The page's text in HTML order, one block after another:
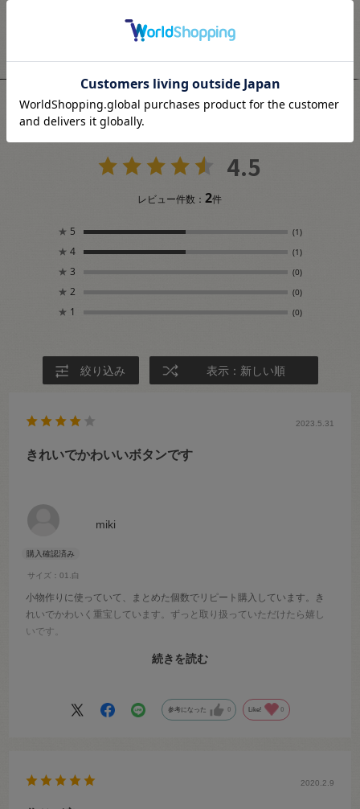
ユーザーレビュー
4.5
レビュー件数：2件
★ 5 (1)
★ 4 (1)
★ 3 (0)
★ 2 (0)
★ 1 (0)
絞り込み 表示：新しい順
miki
サイズ：01.白
2023.5.31
きれいでかわいいボタンです
小物作りに使っていて、まとめた個数でリピート購入しています。き
れいでかわいく重宝しています。ずっと取り扱っていただけたら嬉し
いです。
す。問題なく使用できますが、ボタンホールが大きく緩めのボタンも
蛍光色やオレンジ、ミントグリーンなどの色のバリエーションが増え
ると、より嬉しいです。
続きを読む
参考になった 0 Like! 0
2020.2.9